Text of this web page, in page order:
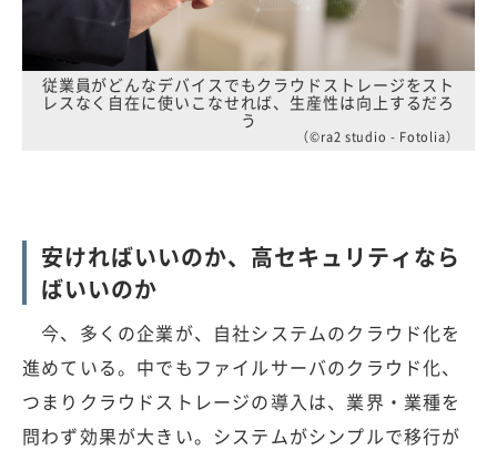
従業員がどんなデバイスでもクラウドストレージをスト
レスなく自在に使いこなせれば、生産性は向上するだろ
う
（©ra2 studio - Fotolia）
安ければいいのか、高セキュリティなら
ばいいのか
今、多くの企業が、自社システムのクラウド化を
進めている。中でもファイルサーバのクラウド化、
つまりクラウドストレージの導入は、業界・業種を
問わず効果が大きい。システムがシンプルで移行が